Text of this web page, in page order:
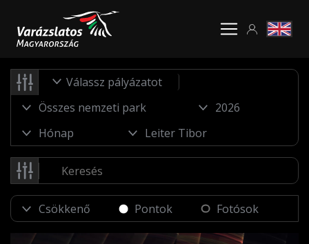
Válassz pályázatot
Pontok Fotósok